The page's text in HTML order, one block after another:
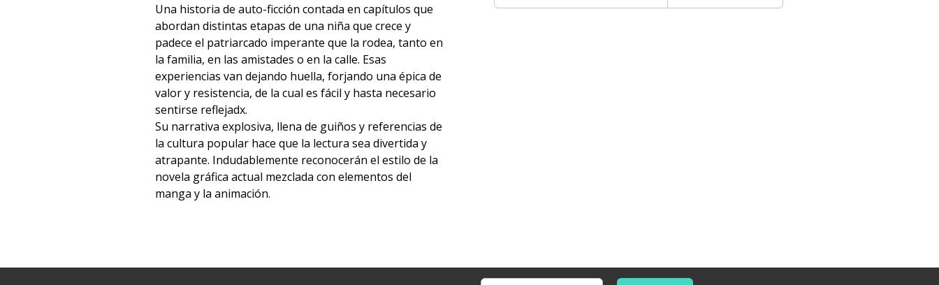
Una historia de auto-ficción contada en capítulos que
abordan distintas etapas de una niña que crece y
padece el patriarcado imperante que la rodea, tanto en
la familia, en las amistades o en la calle. Esas
experiencias van dejando huella, forjando una épica de
valor y resistencia, de la cual es fácil y hasta necesario
sentirse reflejadx.
Su narrativa explosiva, llena de guiños y referencias de
la cultura popular hace que la lectura sea divertida y
atrapante. Indudablemente reconocerán el estilo de la
novela gráfica actual mezclada con elementos del
manga y la animación.